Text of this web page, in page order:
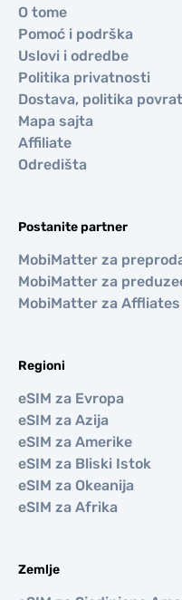
O tome
Pomoć i podrška
Uslovi i odredbe
Politika privatnosti
Dostava, politika
Mapa sajta
Affiliate
Odredišta
Postanite partner
MobiMatter za
MobiMatter za
MobiMatter za Affliates
Regioni
eSIM za Evropa
eSIM za Azija
eSIM za Amerike
eSIM za Bliski Istok
eSIM za Okeanija
eSIM za Afrika
Zemlje